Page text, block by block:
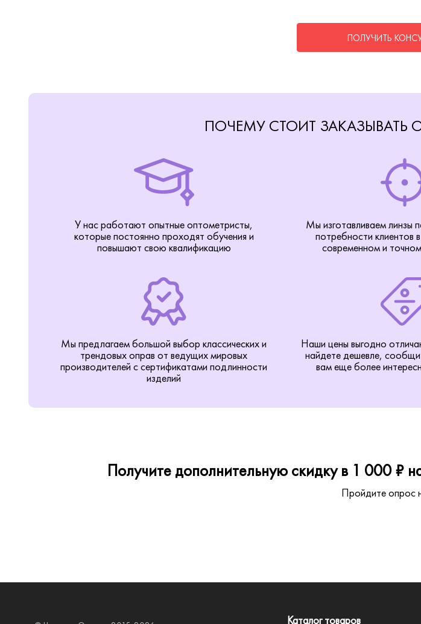
ПОЛУЧИТЬ
ПОЧЕМУ СТОИТ ЗАКАЗЫВАТЬ
У нас работают опытные оптометристы,
которые постоянно проходят обучения и
повышают свою квалификацию
Мы изготавливаем линзы
потребности клиентов
современном и
Мы предлагаем большой выбор классических и
трендовых оправ от ведущих мировых
производителей с сертификатами подлинности
изделий
Наши цены выгодно
найдете дешевле,
вам еще более
Получите дополнительную скидку в 1 000 ₽
Пройдите опрос
Каталог товаров